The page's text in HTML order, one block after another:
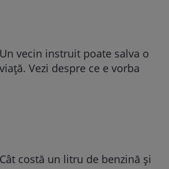
Un vecin instruit poate salva o
viață. Vezi despre ce e vorba
Cât costă un litru de benzină și